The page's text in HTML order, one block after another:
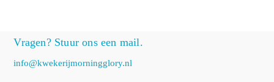
Vragen? Stuur ons een mail.
info@kwekerijmorningglory.nl